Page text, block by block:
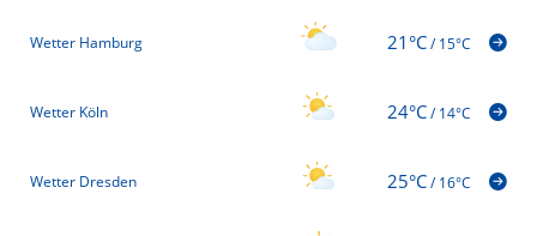
Wetter Hamburg 21°C/15°C
Wetter Köln 24°C/14°C
Wetter Dresden 25°C/16°C